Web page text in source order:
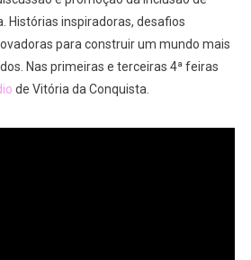
Histórias inspiradoras, desafios
para construir um mundo mais
Nas primeiras e terceiras 4ª feiras
de Vitória da Conquista.